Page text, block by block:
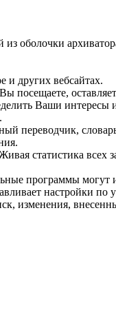
из оболочки
и других вебсайтах.
посещаете,
Ваши интересы
переводчик,
статистика
программы могут
настройки
изменения,